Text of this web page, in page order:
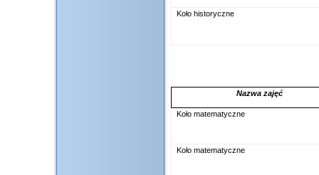
Koło historyczne
Nazwa zajęć
Koło matematyczne
Koło matematyczne